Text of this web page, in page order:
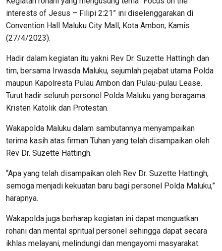
interests of Jesus – Filipi 2:21” ini diselenggarakan di
Convention Hall Maluku City Mall, Kota Ambon, Kamis
(27/4/2023).
Hadir dalam kegiatan itu yakni Rev Dr. Suzette Hattingh dan
tim, bersama Irwasda Maluku, sejumlah pejabat utama Polda
maupun Kapolresta Pulau Ambon dan Pulau-pulau Lease.
Turut hadir seluruh personel Polda Maluku yang beragama
Kristen Katolik dan Protestan.
Wakapolda Maluku dalam sambutannya menyampaikan
terima kasih atas firman Tuhan yang telah disampaikan oleh
Rev Dr. Suzette Hattingh.
“Apa yang telah disampaikan oleh Rev Dr. Suzette Hattingh,
semoga menjadi kekuatan baru bagi personel Polda Maluku,”
harapnya.
Wakapolda juga berharap kegiatan ini dapat menguatkan
rohani dan mental spritual personel sehingga dapat secara
ikhlas melayani, melindungi dan mengayomi masyarakat.